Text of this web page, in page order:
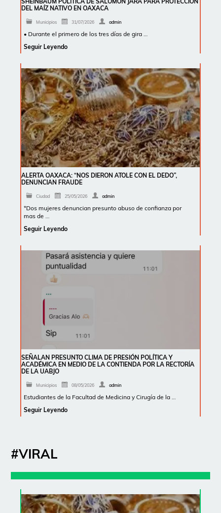
DEL MAÍZ NATIVO EN OAXACA
Municipios 31/07/2026 admin
• Durante el primero de los tres días de gira …
Seguir Leyendo
ALERTA OAXACA: “NOS DIERON ATOLE CON EL DEDO”,
DENUNCIAN FRAUDE
Ciudad 25/05/2026 admin
*Dos mujeres denuncian presunto abuso de confianza por
mas de …
Seguir Leyendo
SEÑALAN PRESUNTO CLIMA DE PRESIÓN POLÍTICA Y
ACADÉMICA EN MEDIO DE LA CONTIENDA POR LA RECTORÍA
DE LA UABJO
Municipios 08/05/2026 admin
Estudiantes de la Facultad de Medicina y Cirugía de la …
Seguir Leyendo
#VIRAL